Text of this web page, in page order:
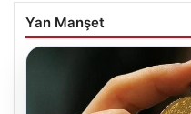
Yan Manşet